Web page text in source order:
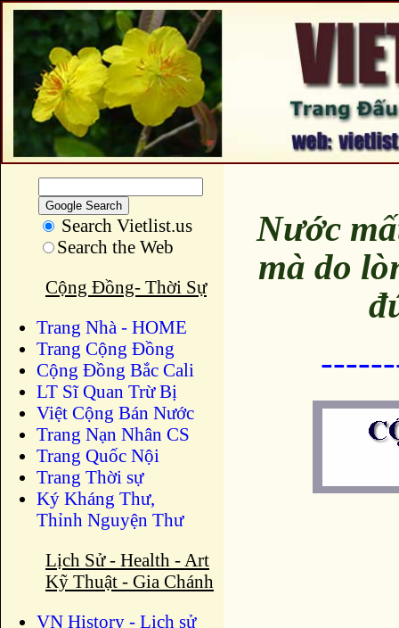
Search Vietlist.us
Search the Web
Cộng Đồng- Thời Sự
Trang Nhà - HOME
Trang Cộng Đồng
Cộng Đồng Bắc Cali
LT Sĩ Quan Trừ Bị
Việt Cộng Bán Nước
Trang Nạn Nhân CS
Trang Quốc Nội
Trang Thời sự
Ký Kháng Thư,
Thỉnh Nguyện Thư
Lịch Sử - Health - Art
Kỹ Thuật - Gia Chánh
VN History - Lịch sử
Nước
mà do